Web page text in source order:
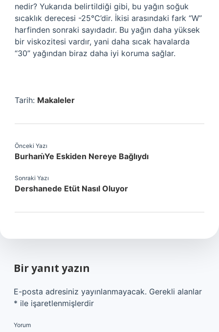
nedir? Yukarıda belirtildiği gibi, bu yağın soğuk
sıcaklık derecesi -25°C’dir. İkisi arasındaki fark “W”
harfinden sonraki sayıdadır. Bu yağın daha yüksek
bir viskozitesi vardır, yani daha sıcak havalarda
“30” yağından biraz daha iyi koruma sağlar.
Tarih: Makaleler
Önceki Yazı
Burhani̇Ye Eskiden Nereye Bağlıydı
Sonraki Yazı
Dershanede Etüt Nasıl Oluyor
Bir yanıt yazın
E-posta adresiniz yayınlanmayacak. Gerekli alanlar
* ile işaretlenmişlerdir
Yorum